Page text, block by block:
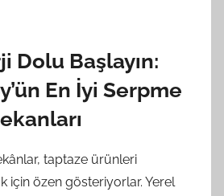
Dolu Başlayın:
En İyi Serpme
taptaze ürünleri
için özen gösteriyorlar. Yerel